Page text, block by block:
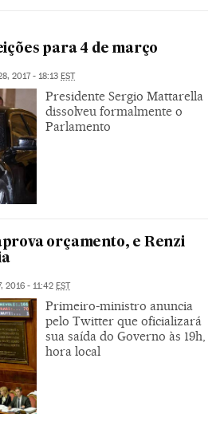
para 4 de março
2017 - 18:13 EST
Presidente Sergio Mattarella
dissolveu formalmente o
Parlamento
orçamento, e Renzi
2016 - 11:42 EST
Primeiro-ministro anuncia
pelo Twitter que oficializará
sua saída do Governo às 19h,
hora local